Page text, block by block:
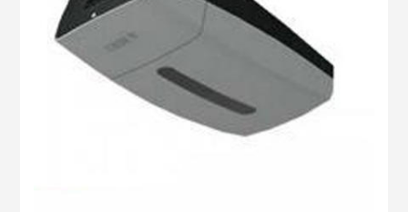
Cablu antena L=5m COD: 001TOP-RG58